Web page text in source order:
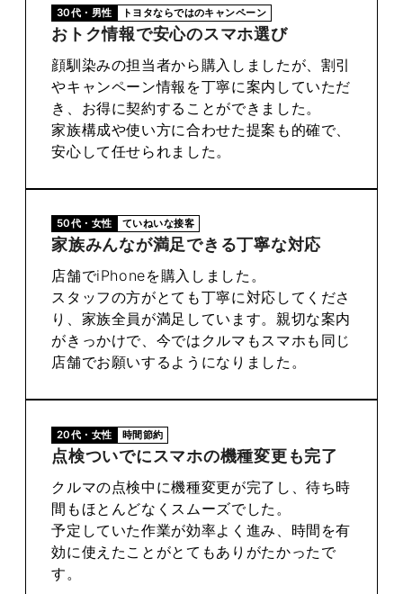
30代・男性 トヨタならではのキャンペーン
おトク情報で安心のスマホ選び
顔馴染みの担当者から購入しましたが、割引
やキャンペーン情報を丁寧に案内していただ
き、お得に契約することができました。
家族構成や使い方に合わせた提案も的確で、
安心して任せられました。
50代・女性 ていねいな接客
家族みんなが満足できる丁寧な対応
店舗でiPhoneを購入しました。
スタッフの方がとても丁寧に対応してくださ
り、家族全員が満足しています。親切な案内
がきっかけで、今ではクルマもスマホも同じ
店舗でお願いするようになりました。
20代・女性 時間節約
点検ついでにスマホの機種変更も完了
クルマの点検中に機種変更が完了し、待ち時
間もほとんどなくスムーズでした。
予定していた作業が効率よく進み、時間を有
効に使えたことがとてもありがたかったで
す。